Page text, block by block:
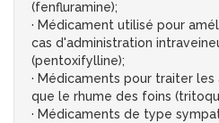
(fenfluramine);
· Médicament utilisé pour
cas d'administration
(pentoxifylline);
· Médicaments pour traiter
que le rhume des foins
· Médicaments de type